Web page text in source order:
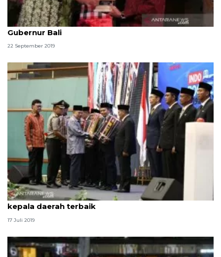
Ikatan alumni ITB anugerahkan penghargaan untuk
Gubernur Bali
22 September 2019
Jusuf Kalla serahkan penghargaan pemda dan
kepala daerah terbaik
17 Juli 2019